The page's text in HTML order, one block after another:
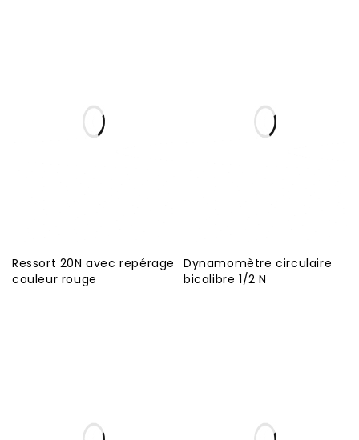
Ressort 20N avec repérage
couleur rouge
Dynamomètre circulaire
bicalibre 1/2 N